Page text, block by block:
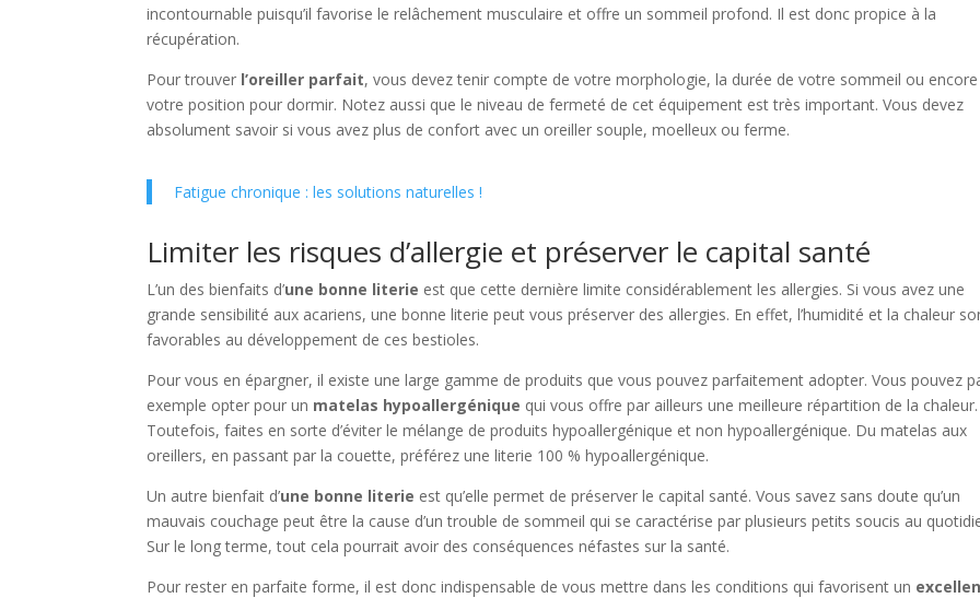
incontournable puisqu’il favorise le relâchement musculaire et offre un sommeil profond. Il est donc propice à la
récupération.
Pour trouver l’oreiller parfait, vous devez tenir compte de votre morphologie, la durée de votre sommeil ou encore
votre position pour dormir. Notez aussi que le niveau de fermeté de cet équipement est très important. Vous devez
absolument savoir si vous avez plus de confort avec un oreiller souple, moelleux ou ferme.
Fatigue chronique : les solutions naturelles !
Limiter les risques d’allergie et préserver le capital santé
L’un des bienfaits d’une bonne literie est que cette dernière limite considérablement les allergies. Si vous avez une
grande sensibilité aux acariens, une bonne literie peut vous préserver des allergies. En effet, l’humidité et la chaleur
favorables au développement de ces bestioles.
Pour vous en épargner, il existe une large gamme de produits que vous pouvez parfaitement adopter. Vous pouvez
exemple opter pour un matelas hypoallergénique qui vous offre par ailleurs une meilleure répartition de la chaleur.
Toutefois, faites en sorte d’éviter le mélange de produits hypoallergénique et non hypoallergénique. Du matelas aux
oreillers, en passant par la couette, préférez une literie 100 % hypoallergénique.
Un autre bienfait d’une bonne literie est qu’elle permet de préserver le capital santé. Vous savez sans doute qu’un
mauvais couchage peut être la cause d’un trouble de sommeil qui se caractérise par plusieurs petits soucis au
Sur le long terme, tout cela pourrait avoir des conséquences néfastes sur la santé.
Pour rester en parfaite forme, il est donc indispensable de vous mettre dans les conditions qui favorisent un